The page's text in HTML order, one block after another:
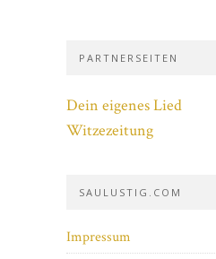
PARTNERSEITEN
Dein eigenes Lied
Witzezeitung
SAULUSTIG.COM
Impressum